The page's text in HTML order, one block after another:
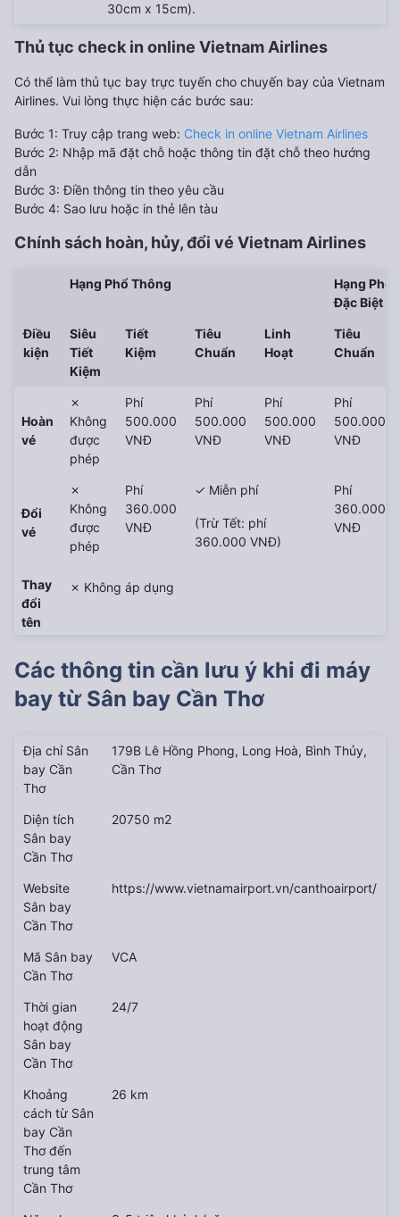
30cm x 15cm).
Thủ tục check in online Vietnam Airlines
Có thể làm thủ tục bay trực tuyến cho chuyến bay của Vietnam
Airlines. Vui lòng thực hiện các bước sau:
Bước 1: Truy cập trang web: Check in online Vietnam Airlines
Bước 2: Nhập mã đặt chỗ hoặc thông tin đặt chỗ theo hướng
dẫn
Bước 3: Điền thông tin theo yêu cầu
Bước 4: Sao lưu hoặc in thẻ lên tàu
Chính sách hoàn, hủy, đổi vé Vietnam Airlines
Hạng Phổ Thông
Hạng Phổ
Đặc Biệt
Điều
kiện
Siêu
Tiết
Kiệm
Tiết
Kiệm
Tiêu
Chuẩn
Linh
Hoạt
Tiêu
Chuẩn
Hoàn
vé
✗
Không
được
phép
Phí
500.000
VNĐ
Phí
500.000
VNĐ
Phí
500.000
VNĐ
Phí
500.000
VNĐ
Đổi
vé
✗
Không
được
phép
Phí
360.000
VNĐ
✓ Miễn phí
(Trừ Tết: phí
360.000 VNĐ)
Phí
360.000
VNĐ
Thay
đổi
tên
✗ Không áp dụng
Các thông tin cần lưu ý khi đi máy
bay từ Sân bay Cần Thơ
Địa chỉ Sân
bay Cần
Thơ
179B Lê Hồng Phong, Long Hoà, Bình Thủy,
Cần Thơ
Diện tích
Sân bay
Cần Thơ
20750 m2
Website
Sân bay
Cần Thơ
https://www.vietnamairport.vn/canthoairport/
Mã Sân bay
Cần Thơ
VCA
Thời gian
hoạt động
Sân bay
Cần Thơ
24/7
Khoảng
cách từ Sân
bay Cần
Thơ đến
trung tâm
Cần Thơ
26 km